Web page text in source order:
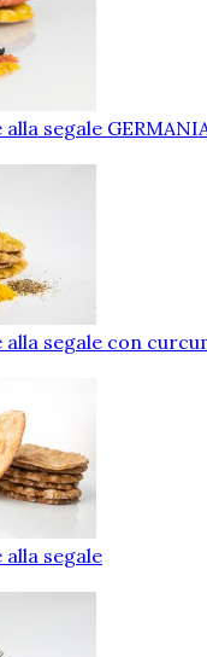
segale
segale con
segale